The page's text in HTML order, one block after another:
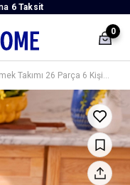
6 Taksit
0
Kütahya Porselen Amalfi Yemek Takımı 26 Parça 6 Kişilik Mavi-Sarı